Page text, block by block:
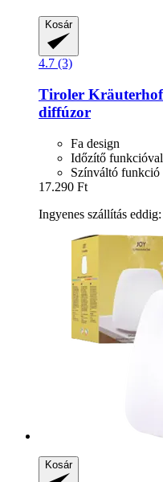
Kosár
4.7 (3)
Tiroler Kräuterhof
diffúzor
Fa design
Időzítő funkcióval
Színváltó funkció
17.290 Ft
Ingyenes szállítás
Kosár